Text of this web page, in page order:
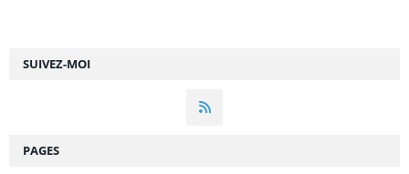
SUIVEZ-MOI
PAGES